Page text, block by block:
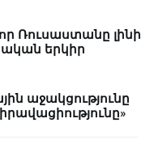
Ռուսաստանը լինի
երկիր
աջակցությունը